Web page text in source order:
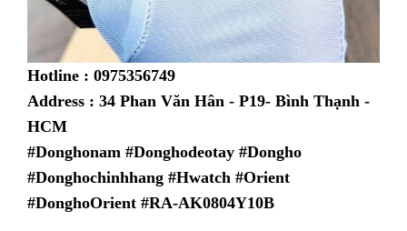
Hotline : 0975356749
Address : 34 Phan Văn Hân - P19- Bình Thạnh -
HCM
#Donghonam #Donghodeotay #Dongho
#Donghochinhhang #Hwatch #Orient
#DonghoOrient #RA-AK0804Y10B